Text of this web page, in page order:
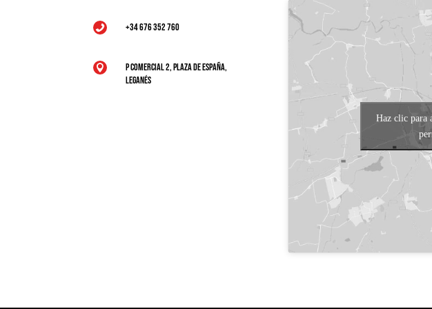
 +34 676 352 760

P Comercial 2, Plaza de España,
Leganés
Haz clic para